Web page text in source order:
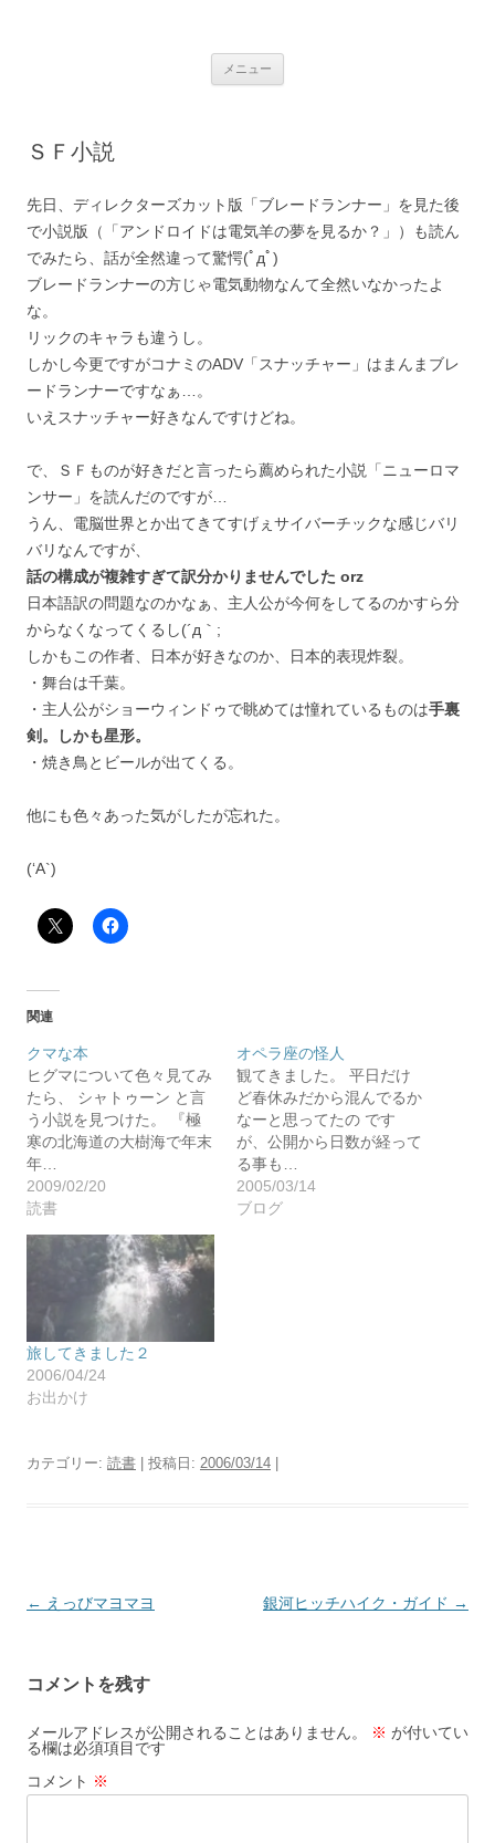
メニュー
プ
ＳＦ小説
先日、ディレクターズカット版「ブレードランナー」を見た後
で小説版（「アンドロイドは電気羊の夢を見るか？」）も読ん
でみたら、話が全然違って驚愕(ﾟдﾟ)
ブレードランナーの方じゃ電気動物なんて全然いなかったよ
な。
リックのキャラも違うし。
しかし今更ですがコナミのADV「スナッチャー」はまんまブレ
ードランナーですなぁ…。
いえスナッチャー好きなんですけどね。
で、ＳＦものが好きだと言ったら薦められた小説「ニューロマ
ンサー」を読んだのですが…
うん、電脳世界とか出てきてすげぇサイバーチックな感じバリ
バリなんですが、
話の構成が複雑すぎて訳分かりませんでした orz
日本語訳の問題なのかなぁ、主人公が今何をしてるのかすら分
からなくなってくるし(´д｀;
しかもこの作者、日本が好きなのか、日本的表現炸裂。
・舞台は千葉。
・主人公がショーウィンドゥで眺めては憧れているものは手裏
剣。しかも星形。
・焼き鳥とビールが出てくる。
他にも色々あった気がしたが忘れた。
(‘A`)
関連
クマな本
ヒグマについて色々見てみ
たら、 シャトゥーン と言
う小説を見つけた。 『極
寒の北海道の大樹海で年末
年…
2009/02/20
読書
オペラ座の怪人
観てきました。 平日だけ
ど春休みだから混んでるか
なーと思ってたの です
が、公開から日数が経って
る事も…
2005/03/14
ブログ
旅してきました２
2006/04/24
お出かけ
カテゴリー: 読書 | 投稿日: 2006/03/14
投
ビ
ゲ
ー
シ
← えっびマヨマヨ 銀河ヒッチハイク・ガイド →
コメントを残す
メールアドレスが公開されることはありません。 ※ が付いてい
る欄は必須項目です
コメント ※